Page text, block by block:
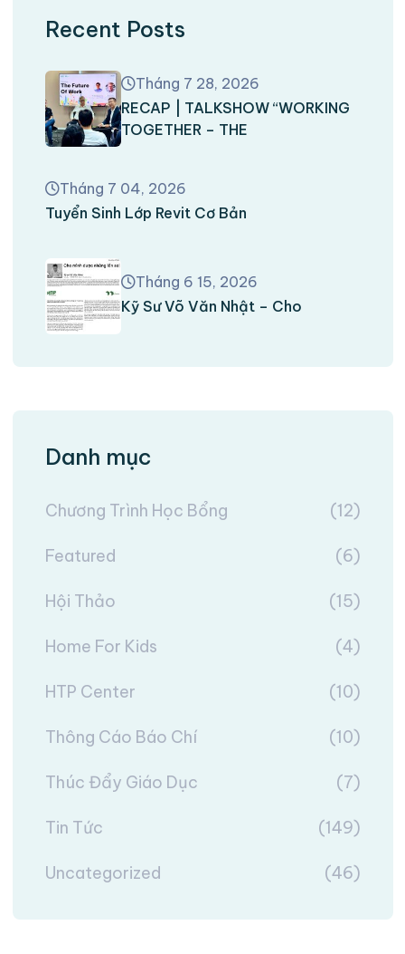
Recent Posts
Tháng 7 28, 2026
RECAP | TALKSHOW “WORKING
TOGETHER – THE
Tháng 7 04, 2026
Tuyển Sinh Lớp Revit Cơ Bản
Tháng 6 15, 2026
Kỹ Sư Võ Văn Nhật – Cho
Danh mục
Chương Trình Học Bổng (12)
Featured (6)
Hội Thảo (15)
Home For Kids (4)
HTP Center (10)
Thông Cáo Báo Chí (10)
Thúc Đẩy Giáo Dục (7)
Tin Tức (149)
Uncategorized (46)